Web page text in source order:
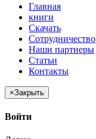
Главная
книги
Скачать
Сотрудничество
Наши партнеры
Статьи
Контакты
×Закрыть
Войти